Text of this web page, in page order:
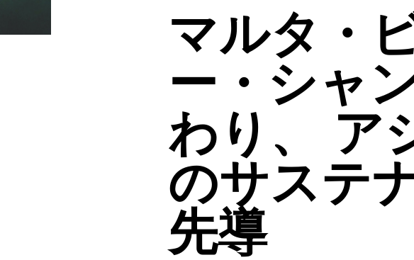
マルタ・
ー・シャ
わり、 ア
のサステ
先導